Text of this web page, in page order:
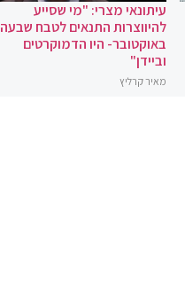
עיתונאי מצרי: "מי שסייע
להיווצרות התנאים לטבח שבעה
באוקטובר- היו הדמוקרטים
וביידן"
מאיר קרליץ